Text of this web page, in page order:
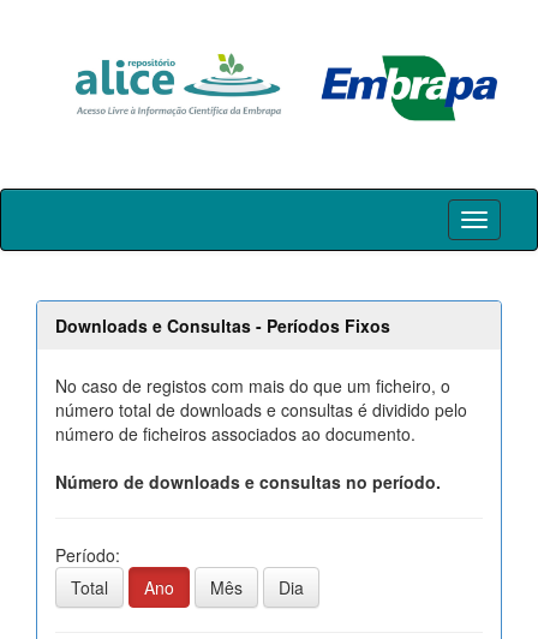
Skip
Downloads e Consultas - Períodos Fixos
No caso de registos com mais do que um ficheiro, o
número total de downloads e consultas é dividido pelo
número de ficheiros associados ao documento.
Número de downloads e consultas no período.
Período:
Total
Ano Mês Dia